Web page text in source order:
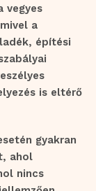
vegyes
a
építési
is eltérő
gyakran
ahol
nincs